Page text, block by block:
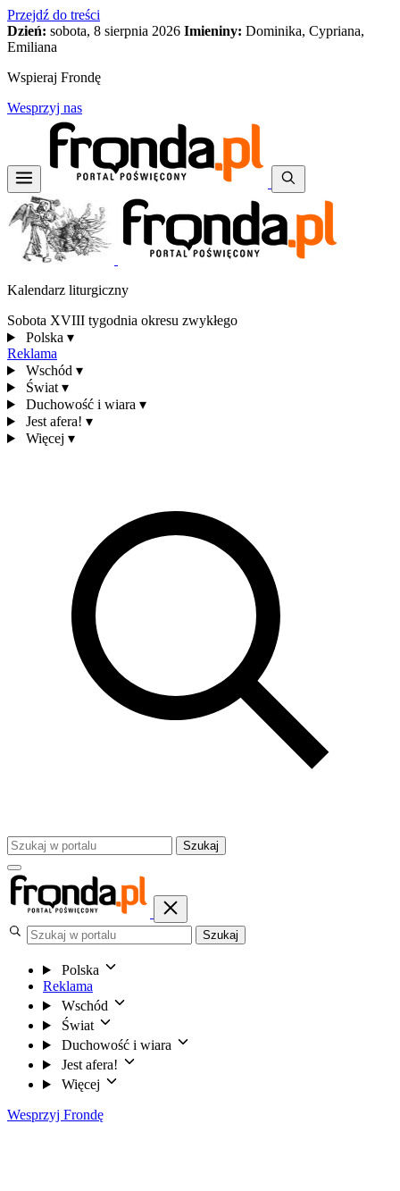
Przejdź do treści
Dzień: sobota, 8 sierpnia 2026 Imieniny: Dominika, Cypriana,
Emiliana
Wspieraj Frondę
Wesprzyj nas
Kalendarz liturgiczny
Sobota XVIII tygodnia okresu zwykłego
Polska ▾
Reklama
Wschód ▾
Świat ▾
Duchowość i wiara ▾
Jest afera! ▾
Więcej ▾
Szukaj
Szukaj
Polska
Reklama
Wschód
Świat
Duchowość i wiara
Jest afera!
Więcej
Wesprzyj Frondę